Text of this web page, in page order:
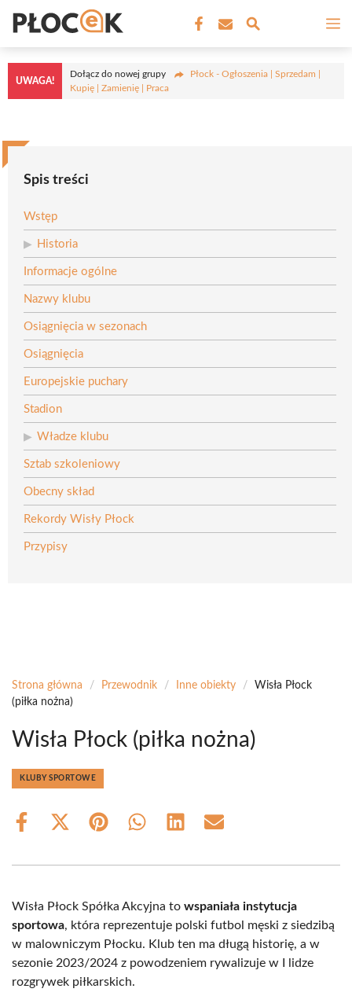
treści
UWAGA!
Dołącz do nowej grupy
Płock - Ogłoszenia | Sprzedam |
Kupię | Zamienię | Praca
Spis treści
Wstęp
Historia
Informacje ogólne
Nazwy klubu
Osiągnięcia w sezonach
Osiągnięcia
Europejskie puchary
Stadion
Władze klubu
Sztab szkoleniowy
Obecny skład
Rekordy Wisły Płock
Przypisy
Strona główna / Przewodnik / Inne obiekty /
Wisła Płock
(piłka nożna)
Wisła Płock (piłka nożna)
KLUBY SPORTOWE
Share
Share
(Twitter)
Share Share Share Share
Wisła Płock Spółka Akcyjna to wspaniała instytucja
sportowa, która reprezentuje polski futbol męski z siedzibą
w malowniczym Płocku. Klub ten ma długą historię, a w
sezonie 2023/2024 z powodzeniem rywalizuje w I lidze
rozgrywek piłkarskich.